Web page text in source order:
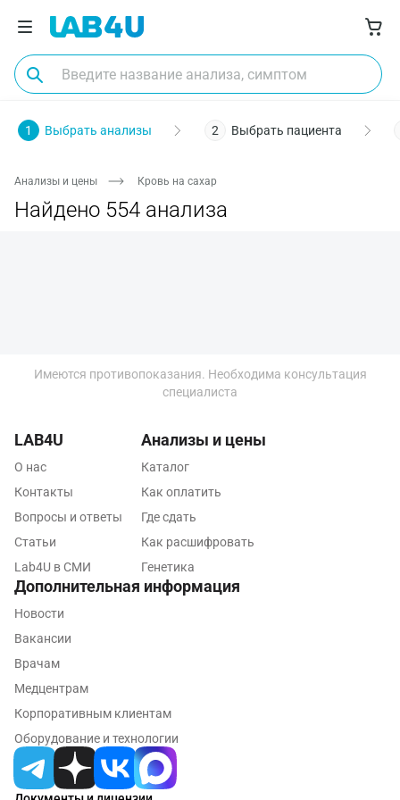
1 Выбрать анализы 2 Выбрать пациента
Анализы и цены Кровь на сахар
Найдено 554 анализа
Москва
Казань
Альметьевск
Армавир
Барнаул
Великий Новгород
Имеются противопоказания. Необходима консультация
специалиста
LAB4U
О нас
Контакты
Вопросы и ответы
Статьи
Lab4U в СМИ
Анализы и цены
Каталог
Как оплатить
Где сдать
Как расшифровать
Генетика
Дополнительная информация
Новости
Вакансии
Врачам
Медцентрам
Корпоративным клиентам
Оборудование и технологии